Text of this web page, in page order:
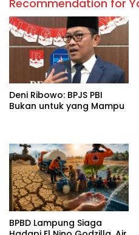
Recommendation for
Deni Ribowo: BPJS PBI
Bukan untuk yang Mampu
BPBD Lampung Siaga